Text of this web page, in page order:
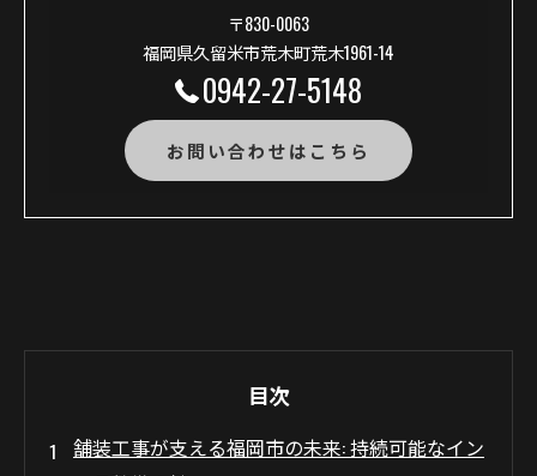
〒830-0063
福岡県久留米市荒木町荒木1961-14
0942-27-5148
お問い合わせはこちら
目次
舗装工事が支える福岡市の未来: 持続可能なイン